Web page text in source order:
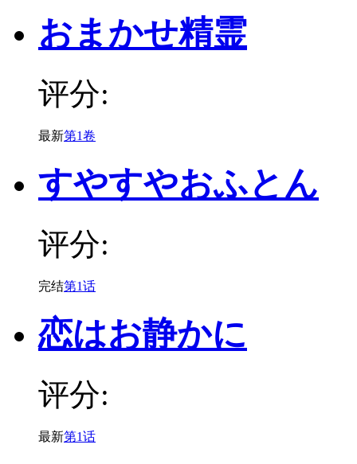
おまかせ精霊
评分:
最新第1卷
すやすやおふとん
评分:
完结第1话
恋はお静かに
评分:
最新第1话